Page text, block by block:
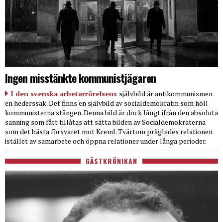
Ingen misstänkte kommunistjägaren
I den svenska arbetarrörelsens självbild är antikommunismen
en hederssak. Det finns en självbild av socialdemokratin som höll
kommunisterna stången. Denna bild är dock långt ifrån den absoluta
sanning som fått tillåtas att sätta bilden av Socialdemokraterna
som det bästa försvaret mot Kreml. Tvärtom präglades relationen
istället av samarbete och öppna relationer under långa perioder.
GÄSTKRÖNIKAN